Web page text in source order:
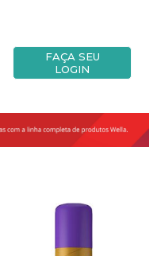
FAÇA SEU
LOGIN